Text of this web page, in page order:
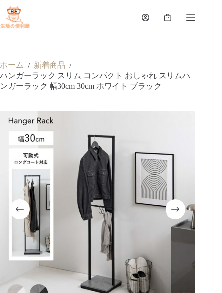
ホーム / 新着商品 /
ハンガーラック スリム コンパクト おしゃれ スリムハ
ンガーラック 幅30cm 30cm ホワイト ブラック